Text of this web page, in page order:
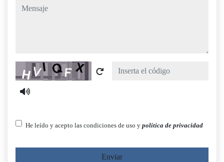
mensaje
Captcha
He leído y acepto las condiciones de uso y política de privacidad
Enviar